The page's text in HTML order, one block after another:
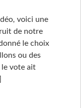
voici une
de notre
le choix
ou des
le vote ait